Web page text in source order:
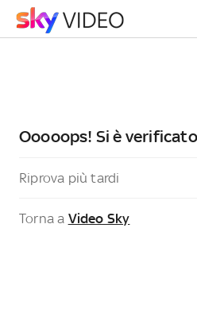
Ooooops! Si è
Riprova più tardi
Torna a Video Sky